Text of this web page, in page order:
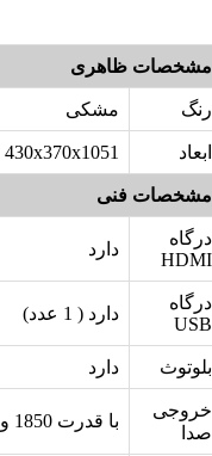
مشخصات ظاهری
رنگ مشکی
ابعاد 430x370x1051 میلی‌متر
مشخصات فنی
درگاه
HDMI
دارد
درگاه
USB
دارد ( 1 عدد)
بلوتوث دارد
خروجی
صدا
با قدرت 1850 وات